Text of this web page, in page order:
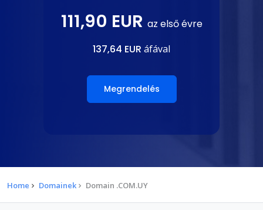
111,90 EUR az első évre
137,64 EUR áfával
Megrendelés
Home Domainek Domain .COM.UY